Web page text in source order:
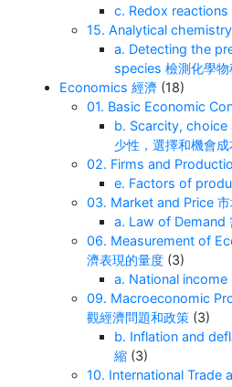
c. Redox reactions
15. Analytical
a. Detecting the
species 檢測化學物
Economics 經濟 (18)
01. Basic Economic
b. Scarcity,
少性，選擇和機會成
02. Firms and
e. Factors of
03. Market and Price 市
a. Law of Demand
06. Measurement of
濟表現的量度 (3)
a. National income
09. Macroeconomic
觀經濟問題和政策 (3)
b. Inflation and
縮 (3)
10. International Trade